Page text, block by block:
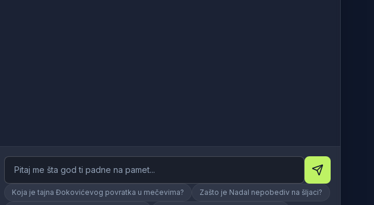
Koja je tajna Đokovićevog povratka u mečevima?
Zašto je Nadal nepobediv na šljaci?